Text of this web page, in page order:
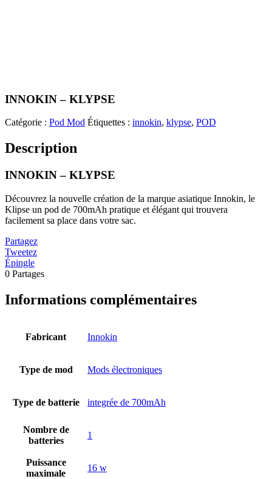
INNOKIN – KLYPSE
Catégorie : Pod Mod Étiquettes : innokin, klypse, POD
Description
INNOKIN – KLYPSE
Découvrez la nouvelle création de la marque asiatique Innokin, le
Klipse un pod de 700mAh pratique et élégant qui trouvera
facilement sa place dans votre sac.
Partagez
Tweetez
Épingle
0 Partages
Informations complémentaires
Fabricant Innokin
Type de mod Mods électroniques
Type de batterie integrée de 700mAh
Nombre de
batteries
1
Puissance
maximale
16 w